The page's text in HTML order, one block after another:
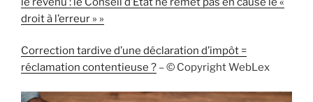
droit à l’erreur » »
Correction tardive d’une déclaration d’impôt =
réclamation contentieuse ? – © Copyright WebLex